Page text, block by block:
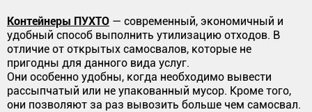
Контейнеры ПУХТО — современный, экономичный и
удобный способ выполнить утилизацию отходов. В
отличие от открытых самосвалов, которые не
пригодны для данного вида услуг.
Они особенно удобны, когда необходимо вывести
рассыпчатый или не упакованный мусор. Кроме того,
они позволяют за раз вывозить больше чем самосвал.